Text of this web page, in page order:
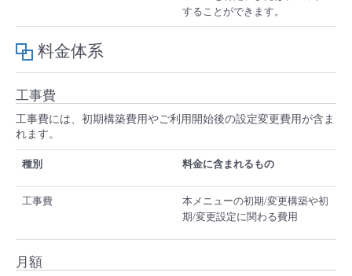
することができます。
料金体系
工事費
工事費には、初期構築費用やご利用開始後の設定変更費用が含ま
れます。
種別 料金に含まれるもの
工事費
本メニューの初期/変更構築や初
期/変更設定に関わる費用
月額